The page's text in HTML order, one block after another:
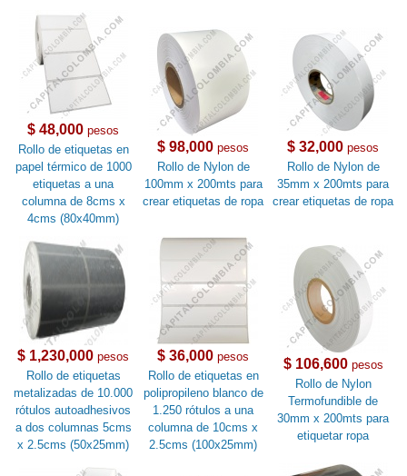
$ 48,000 pesos
Rollo de etiquetas en
papel térmico de 1000
etiquetas a una
columna de 8cms x
4cms (80x40mm)
$ 98,000 pesos
Rollo de Nylon de
100mm x 200mts para
crear etiquetas de ropa
$ 32,000 pesos
Rollo de Nylon de
35mm x 200mts para
crear etiquetas de ropa
$ 1,230,000 pesos
Rollo de etiquetas
metalizadas de 10.000
rótulos autoadhesivos
a dos columnas 5cms
x 2.5cms (50x25mm)
$ 36,000 pesos
Rollo de etiquetas en
polipropileno blanco de
1.250 rótulos a una
columna de 10cms x
2.5cms (100x25mm)
$ 106,600pesos
Rollo de Nylon
Termofundible de
30mm x 200mts para
etiquetar ropa